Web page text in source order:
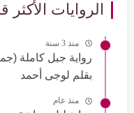
الروايات
منذ 3 سنة
رواية جبل كاملة
بقلم لوجى أحمد
منذ عام